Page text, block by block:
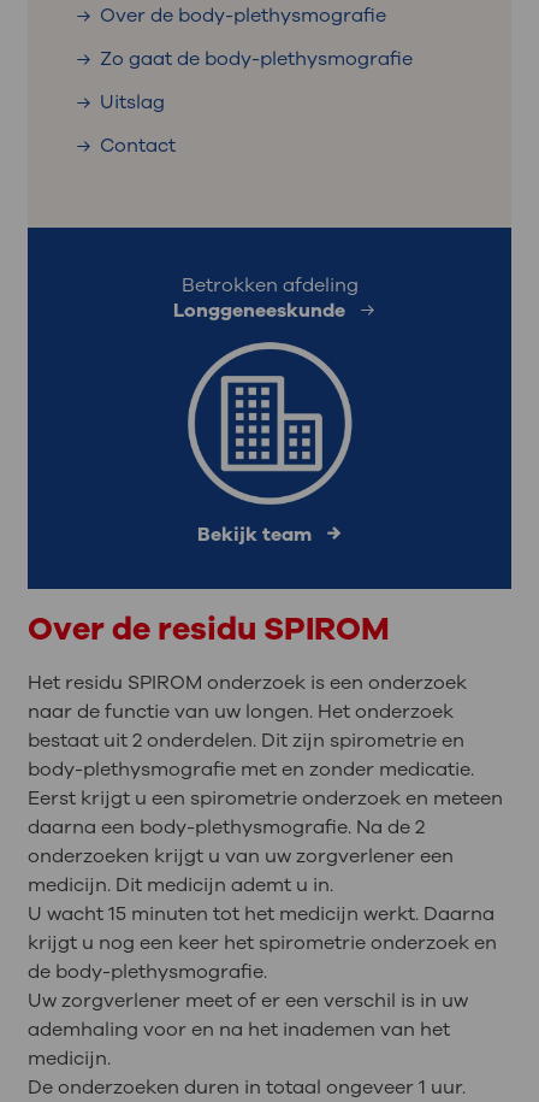
Over de body-plethysmografie
Zo gaat de body-plethysmografie
Uitslag
Contact
Betrokken afdeling
Longgeneeskunde
Bekijk team
Over de residu SPIROM
Het residu SPIROM onderzoek is een onderzoek
naar de functie van uw longen. Het onderzoek
bestaat uit 2 onderdelen. Dit zijn spirometrie en
body-plethysmografie met en zonder medicatie.
Eerst krijgt u een spirometrie onderzoek en meteen
daarna een body-plethysmografie. Na de 2
onderzoeken krijgt u van uw zorgverlener een
medicijn. Dit medicijn ademt u in.
U wacht 15 minuten tot het medicijn werkt. Daarna
krijgt u nog een keer het spirometrie onderzoek en
de body-plethysmografie.
Uw zorgverlener meet of er een verschil is in uw
ademhaling voor en na het inademen van het
medicijn.
De onderzoeken duren in totaal ongeveer 1 uur.